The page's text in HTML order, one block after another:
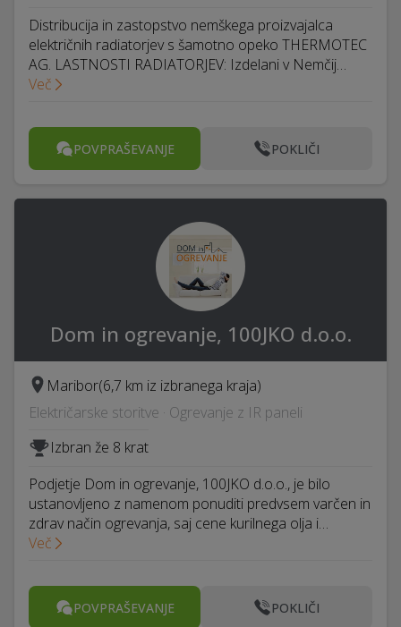
Distribucija in zastopstvo nemškega proizvajalca
električnih radiatorjev s šamotno opeko THERMOTEC
AG. LASTNOSTI RADIATORJEV: Izdelani v Nemčij…
Več
POVPRAŠEVANJE POKLIČI
Dom in ogrevanje, 100JKO d.o.o.
Maribor(6,7 km iz izbranega kraja)
Električarske storitve · Ogrevanje z IR paneli
Izbran že 8 krat
Podjetje Dom in ogrevanje, 100JKO d.o.o., je bilo
ustanovljeno z namenom ponuditi predvsem varčen in
zdrav način ogrevanja, saj cene kurilnega olja i…
Več
POVPRAŠEVANJE POKLIČI